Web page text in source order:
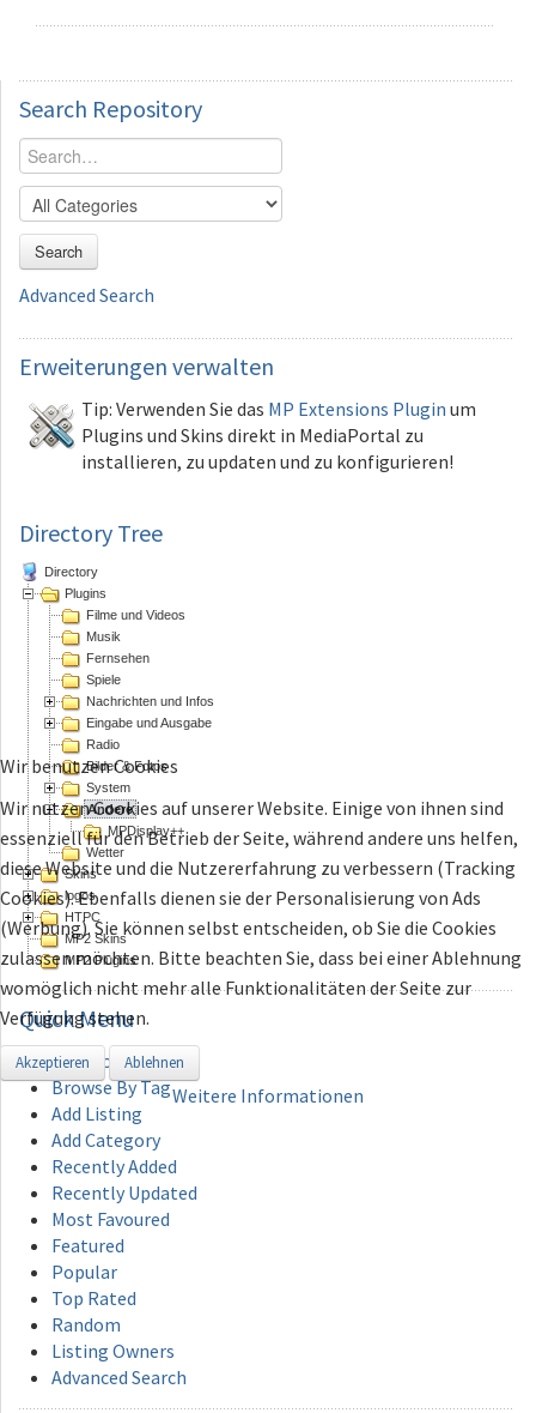
Search Repository
Search
Advanced Search
Erweiterungen verwalten
Tip: Verwenden Sie das MP Extensions Plugin um
Plugins und Skins direkt in MediaPortal zu
installieren, zu updaten und zu konfigurieren!
Directory Tree
Directory
Plugins
Filme und Videos
Musik
Fernsehen
Spiele
Nachrichten und Infos
Eingabe und Ausgabe
Radio
Bilder & Fotos
System
Andere
MPDisplay++
Wetter
Skins
logos
HTPC
MP2 Skins
MP2 Plugins
QuickMenu
Directory
Browse By Tag
Add Listing
Add Category
Recently Added
Recently Updated
Most Favoured
Featured
Popular
Top Rated
Random
Listing Owners
Advanced Search
Wir benutzen Cookies
Wir nutzen Cookies auf unserer Website. Einige von ihnen sind
essenziell für den Betrieb der Seite, während andere uns helfen,
diese Website und die Nutzererfahrung zu verbessern (Tracking
Cookies). Ebenfalls dienen sie der Personalisierung von Ads
(Werbung). Sie können selbst entscheiden, ob Sie die Cookies
zulassen möchten. Bitte beachten Sie, dass bei einer Ablehnung
womöglich nicht mehr alle Funktionalitäten der Seite zur
Verfügung stehen.
Akzeptieren Ablehnen
Weitere Informationen